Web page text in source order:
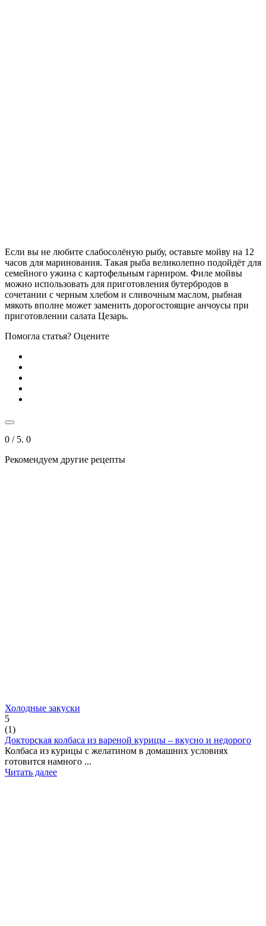
Если вы не любите слабосолёную рыбу, оставьте мойву на 12
часов для маринования. Такая рыба великолепно подойдёт для
семейного ужина с картофельным гарниром. Филе мойвы
можно использовать для приготовления бутербродов в
сочетании с черным хлебом и сливочным маслом, рыбная
мякоть вполне может заменить дорогостоящие анчоусы при
приготовлении салата Цезарь.
Помогла статья? Оцените
0 / 5. 0
Рекомендуем другие рецепты
Холодные закуски
5
(1)
Докторская колбаса из вареной курицы – вкусно и недорого
Колбаса из курицы с желатином в домашних условиях
готовится намного ...
Читать далее